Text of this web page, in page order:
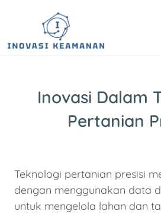
Inovasi Dalam
Pertanian
Teknologi pertanian presisi
dengan menggunakan data
untuk mengelola lahan dan